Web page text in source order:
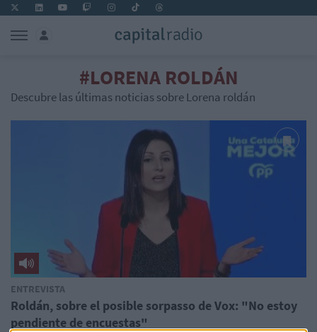
#LORENA ROLDÁN
Descubre las últimas noticias sobre Lorena roldán
ENTREVISTA
Roldán, sobre el posible sorpasso de Vox: "No estoy
pendiente de encuestas"